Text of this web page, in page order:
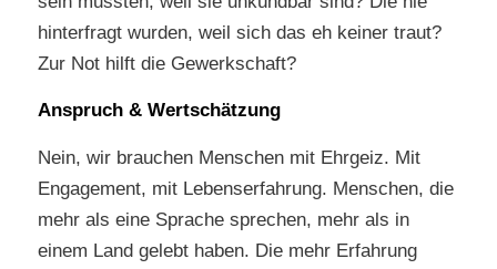
hinterfragt wurden, weil sich das eh keiner traut?
Zur Not hilft die Gewerkschaft?
Anspruch & Wertschätzung
Nein, wir brauchen Menschen mit Ehrgeiz. Mit
Engagement, mit Lebenserfahrung. Menschen, die
mehr als eine Sprache sprechen, mehr als in
einem Land gelebt haben. Die mehr Erfahrung